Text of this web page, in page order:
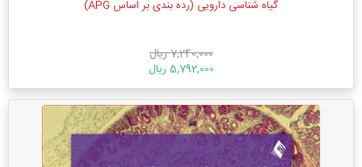
گیاه شناسی دارویی (رده بندی بر اساس APG)
7,240,000 ریال
5,792,000 ریال